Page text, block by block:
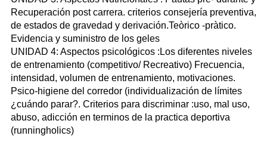
Recuperación post carrera. criterios consejería preventiva,
de estados de gravedad y derivación.Teòrico -pràtico.
Evidencia y suministro de los geles
UNIDAD 4: Aspectos psicológicos :Los diferentes niveles
de entrenamiento (competitivo/ Recreativo) Frecuencia,
intensidad, volumen de entrenamiento, motivaciones.
Psico-higiene del corredor (individualización de límites
¿cuándo parar?. Criterios para discriminar :uso, mal uso,
abuso, adicción en terminos de la practica deportiva
(runningholics)